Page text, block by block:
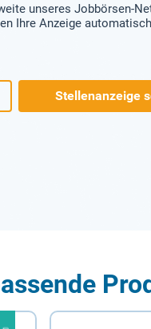
unseres Jobbörsen-
Ihre Anzeige
Stellenanzeige